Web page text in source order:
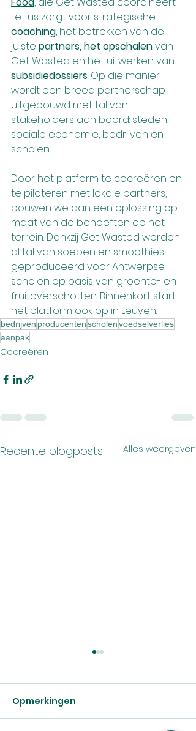
Let us zorgt voor strategische
coaching, het betrekken van de
juiste partners, het opschalen van
Get Wasted en het uitwerken van
subsidiedossiers. Op die manier
wordt een breed partnerschap
uitgebouwd met tal van
stakeholders aan boord: steden,
sociale economie, bedrijven en
scholen.
Door het platform te cocreëren en
te piloteren met lokale partners,
bouwen we aan een oplossing op
maat van de behoeften op het
terrein. Dankzij Get Wasted werden
al tal van soepen en smoothies
geproduceerd voor Antwerpse
scholen op basis van groente- en
fruitoverschotten. Binnenkort start
het platform ook op in Leuven.
bedrijvenproducentenscholenvoedselverlies
aanpak
Cocreëren
Recente blogposts Alles weergeven
Opmerkingen